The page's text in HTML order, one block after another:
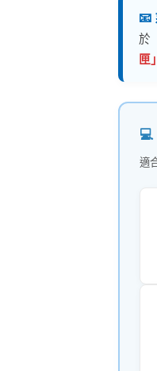
📧
於
匣
💻
適